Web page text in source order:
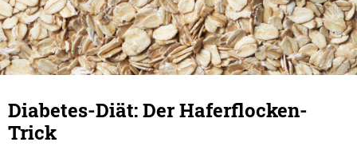
Diabetes-Diät: Der Haferflocken-
Trick